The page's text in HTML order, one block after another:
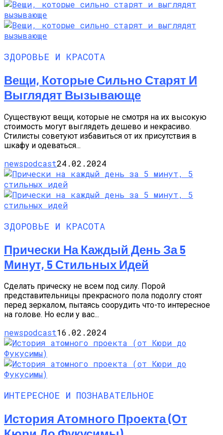
ЗДОРОВЬЕ И КРАСОТА
Вещи, Которые Сильно Старят И
Выглядят Вызывающе
Существуют вещи, которые не смотря на их высокую
стоимость могут выглядеть дешево и некрасиво.
Стилисты советуют избавиться от их присутствия в
шкафу и одеваться...
newspodcast24.02.2024
ЗДОРОВЬЕ И КРАСОТА
Прически На Каждый День За 5
Минут, 5 Стильных Идей
Сделать прическу не всем под силу. Порой
представительницы прекрасного пола подолгу стоят
перед зеркалом, пытаясь соорудить что-то интересное
на голове. Но если у вас...
newspodcast16.02.2024
ИНТЕРЕСНОЕ И ПОЗНАВАТЕЛЬНОЕ
История Атомного Проекта (от